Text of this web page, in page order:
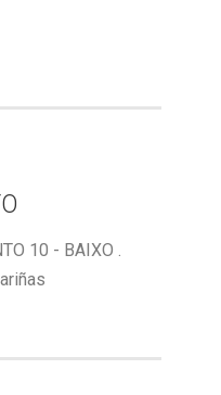
10 - BAIXO .